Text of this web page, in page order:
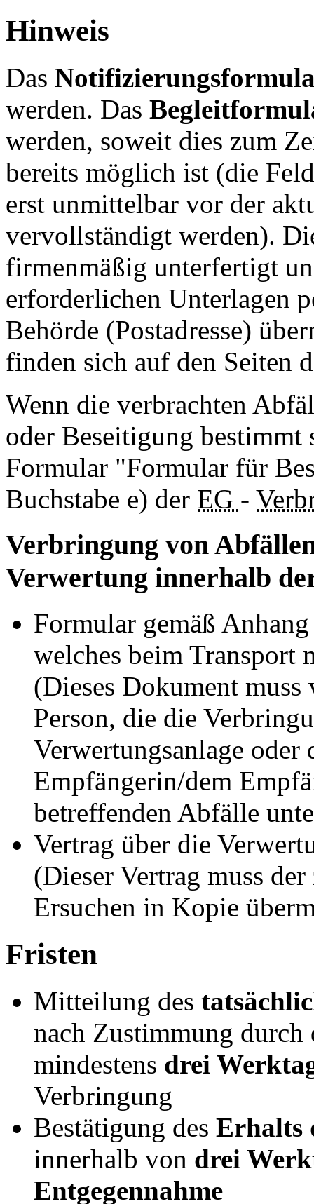
Hinweis
Das
werden. Das
werden, soweit dies zum
bereits möglich ist (die
erst unmittelbar vor der
vervollständigt werden).
firmenmäßig unterfertigt
erforderlichen Unterlagen
Behörde (Postadresse)
finden sich auf den Seiten
Wenn die verbrachten
oder Beseitigung bestimmt
Formular "Formular für
Buchstabe e) der EG -
Verbringung von
Verwertung innerhalb
Formular gemäß
welches beim Transport
(Dieses Dokument
Person, die die
Verwertungsanlage oder
Empfängerin/dem
betreffenden Abfälle
Vertrag über die
(Dieser Vertrag muss
Ersuchen in Kopie
Fristen
Mitteilung des
nach Zustimmung
mindestens drei
Verbringung
Bestätigung des Erhalts
innerhalb von drei
Entgegennahme